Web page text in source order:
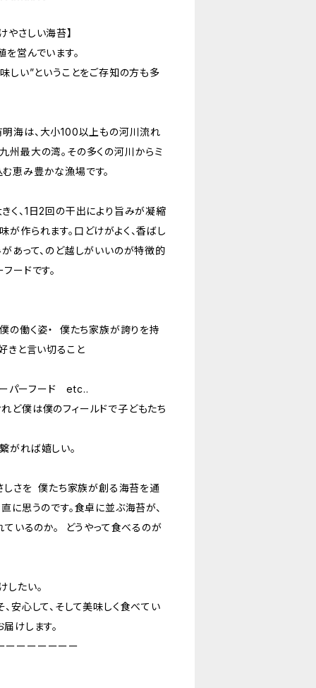
やさしい海苔】
営んでいます。
しい”ということをご存知の方も多
海は、大小100以上もの河川流れ
州最大の湾。その多くの河川からミ
恵み豊かな漁場です。
く、1日2回の干出により旨みが凝縮
作られます。口どけがよく、香ばし
あって、のど越しがいいのが特徴的
ードです。
の働く姿・ 僕たち家族が誇りを持
きと言い切ること
ーパーフード etc..
ど僕は僕のフィールドで子どもたち
がれば嬉しい。
しさを 僕たち家族が創る海苔を通
に思うのです。食卓に並ぶ海苔が、
ているのか。 どうやって食べるのが
したい。
安心して、そして美味しく食べてい
けします。
ーーーーーーー